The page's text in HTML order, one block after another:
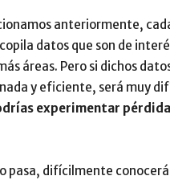
anteriormente,
datos que son de
áreas. Pero si dichos
y eficiente, será muy
experimentar
pasa, difícilmente